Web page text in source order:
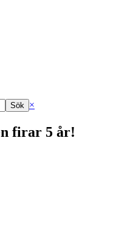
×
firar 5 år!